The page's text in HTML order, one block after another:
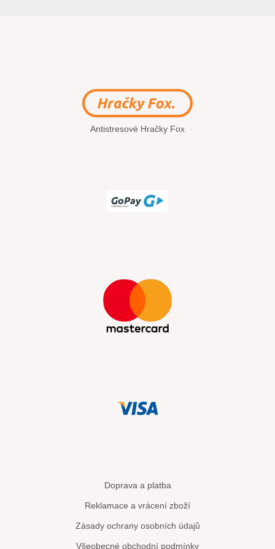
Antistresové Hračky Fox
Doprava a platba
Reklamace a vrácení zboží
Zásady ochrany osobních údajů
Všeobecné obchodní podmínky